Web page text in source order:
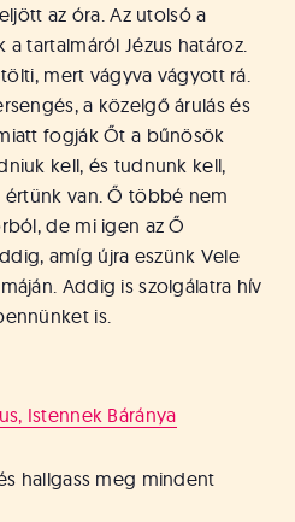
az óra. Az utolsó a
tartalmáról Jézus határoz.
mert vágyva vágyott rá.
a közelgő árulás és
fogják Őt a bűnösök
kell, és tudnunk kell,
van. Ő többé nem
de mi igen az Ő
amíg újra eszünk Vele
Addig is szolgálatra hív
is.
Istennek Báránya
hallgass meg mindent